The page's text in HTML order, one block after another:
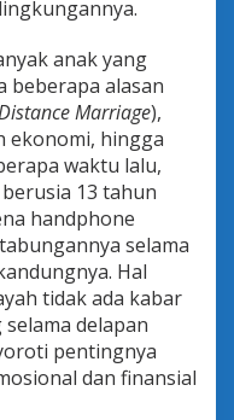
anak yang
beberapa alasan
Marriage),
ekonomi, hingga
waktu lalu,
13 tahun
handphone
selama
Hal
tidak ada kabar
delapan
pentingnya
dan finansial